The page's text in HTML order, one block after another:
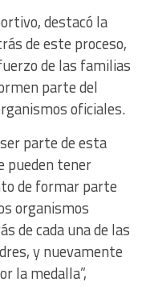
destacó la
de este proceso,
de las familias
parte del
oficiales.
parte de esta
pueden tener
de formar parte
organismos
de cada una de las
y nuevamente
la medalla”,